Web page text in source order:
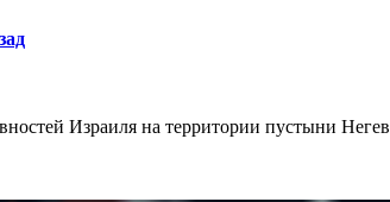
Израиля на территории пустыни Негев